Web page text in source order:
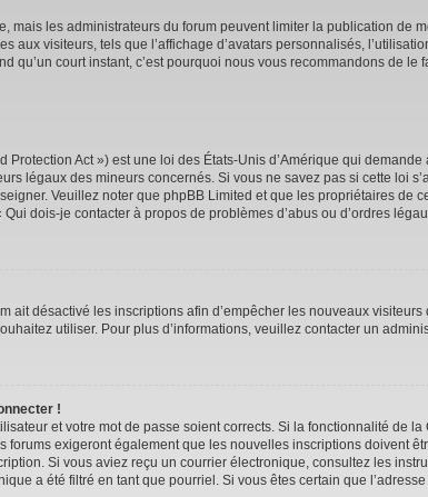
mais les administrateurs du forum peuvent limiter la publication
aux visiteurs, tels que l’affichage d’avatars personnalisés,
qu’un court instant, c’est pourquoi nous vous recommandons de le
Protection Act ») est une loi des États-Unis d’Amérique qui
légaux des mineurs concernés. Si vous ne savez pas si cette loi
Veuillez noter que phpBB Limited et que les propriétaires de
dois-je contacter à propos de problèmes d’abus ou d’ordres
ait désactivé les inscriptions afin d’empêcher les nouveaux
utiliser. Pour plus d’informations, veuillez contacter un
!
et votre mot de passe soient corrects. Si la fonctionnalité de
forums exigeront également que les nouvelles inscriptions doivent
Si vous aviez reçu un courrier électronique, consultez les
a été filtré en tant que pourriel. Si vous êtes certain que